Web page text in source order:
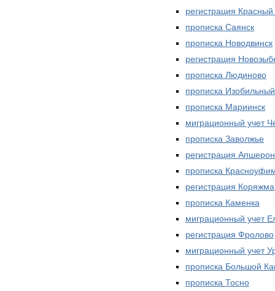
регистрация
прописка Саянск
прописка Новодвинск
регистрация
прописка Людиново
прописка Изобильный
прописка Мариинск
миграционный учет
прописка Заволжье
регистрация
прописка
регистрация Коряжма
прописка Каменка
миграционный учет
регистрация Фролово
миграционный учет
прописка Большой
прописка Тосно